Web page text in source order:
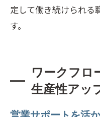
定して働き続けられる
す。
ワークフロ
生産性アッ